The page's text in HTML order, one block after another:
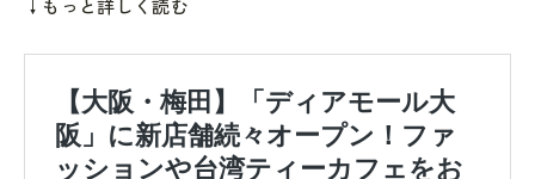
↓もっと詳しく読む